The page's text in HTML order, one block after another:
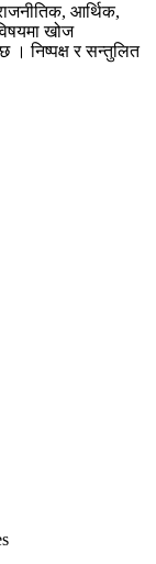
आर्थिक,
खोज
निष्पक्ष र सन्तुलित